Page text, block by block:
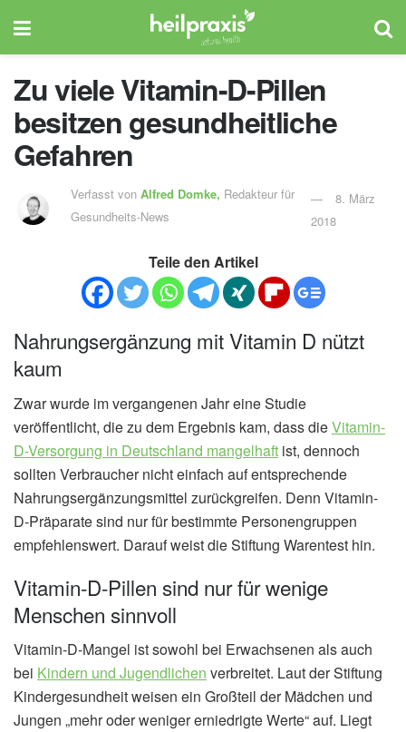
Zu viele Vitamin-D-Pillen
besitzen gesundheitliche
Gefahren
Verfasst von Alfred Domke, Redakteur für
Gesundheits-News
8. März
2018
Teile den Artikel
Nahrungsergänzung mit Vitamin D nützt
kaum
Zwar wurde im vergangenen Jahr eine Studie
veröffentlicht, die zu dem Ergebnis kam, dass dieVitamin-
D-Versorgung in Deutschland mangelhaft ist, dennoch
sollten Verbraucher nicht einfach auf entsprechende
Nahrungsergänzungsmittel zurückgreifen. Denn Vitamin-
D-Präparate sind nur für bestimmte Personengruppen
empfehlenswert. Darauf weist die Stiftung Warentest hin.
Vitamin-D-Pillen sind nur für wenige
Menschen sinnvoll
Vitamin-D-Mangel ist sowohl bei Erwachsenen als auch
bei Kindern und Jugendlichen verbreitet. Laut der Stiftung
Kindergesundheit weisen ein Großteil der Mädchen und
Jungen „mehr oder weniger erniedrigte Werte“ auf. Liegt